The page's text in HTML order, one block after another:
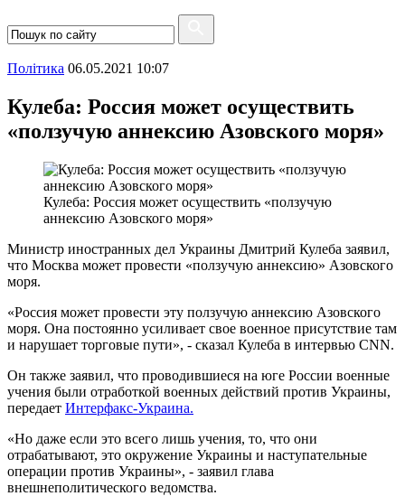
Полiтика 06.05.2021 10:07
Кулеба: Россия может осуществить
«ползучую аннексию Азовского моря»
Кулеба: Россия может осуществить «ползучую
аннексию Азовского моря»
Министр иностранных дел Украины Дмитрий Кулеба заявил,
что Москва может провести «ползучую аннексию» Азовского
моря.
«Россия может провести эту ползучую аннексию Азовского
моря. Она постоянно усиливает свое военное присутствие там
и нарушает торговые пути», - сказал Кулеба в интервью CNN.
Он также заявил, что проводившиеся на юге России военные
учения были отработкой военных действий против Украины,
передает Интерфакс-Украина.
«Но даже если это всего лишь учения, то, что они
отрабатывают, это окружение Украины и наступательные
операции против Украины», - заявил глава
внешнеполитического ведомства.